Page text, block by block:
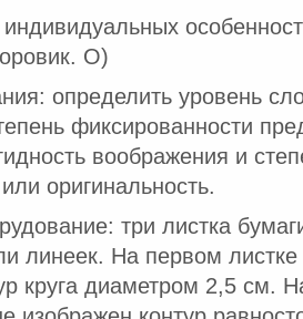
О)
определить уровень
фиксированности
воображения и
оригинальность.
три листка
линеек. На первом
круга диаметром 2,5 см.